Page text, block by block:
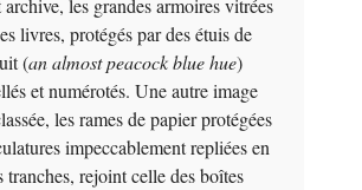
les grandes armoires vitrées
livres, protégés par des étuis de
(an almost peacock blue hue)
et numérotés. Une autre image
les rames de papier protégées
impeccablement repliées en
tranches, rejoint celle des boîtes